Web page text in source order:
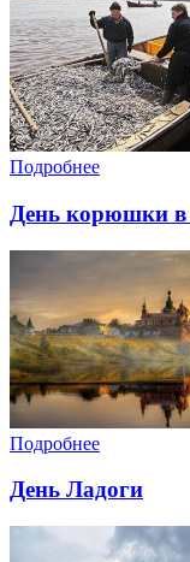
Подробнее
День корюшки в
Подробнее
День Ладоги